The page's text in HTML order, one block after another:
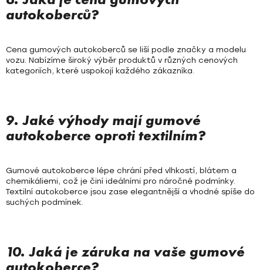
autokoberců?
Cena gumových autokoberců se liší podle značky a modelu
vozu. Nabízíme široký výběr produktů v různých cenových
kategoriích, které uspokojí každého zákazníka.
9. Jaké výhody mají gumové
autokoberce oproti textilním?
Gumové autokoberce lépe chrání před vlhkostí, blátem a
chemikáliemi, což je činí ideálními pro náročné podmínky.
Textilní autokoberce jsou zase elegantnější a vhodné spíše do
suchých podmínek.
10. Jaká je záruka na vaše gumové